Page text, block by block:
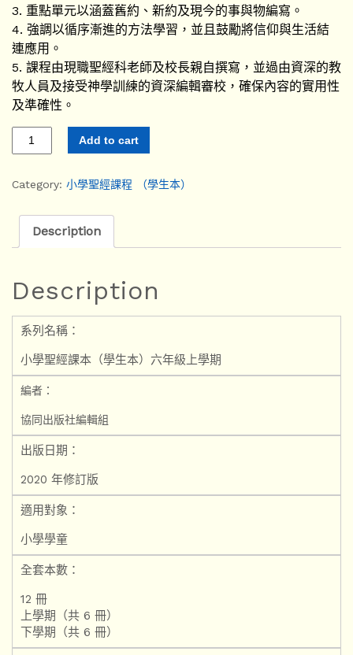
3. 重點單元以涵蓋舊約、新約及現今的事與物編寫。
4. 強調以循序漸進的方法學習，並且鼓勵將信仰與生活結
連應用。
5. 課程由現職聖經科老師及校長親自撰寫，並過由資深的教
牧人員及接受神學訓練的資深編輯審校，確保內容的實用性
及準確性。
Add to cart
Category: 小學聖經課程 （學生本）
Description
Description
系列名稱：
小學聖經課本（學生本）六年級上學期
編者：
協同出版社編輯組
出版日期：
2020 年修訂版
適用對象：
小學學童
全套本數：
12 冊
上學期（共 6 冊）
下學期（共 6 冊）